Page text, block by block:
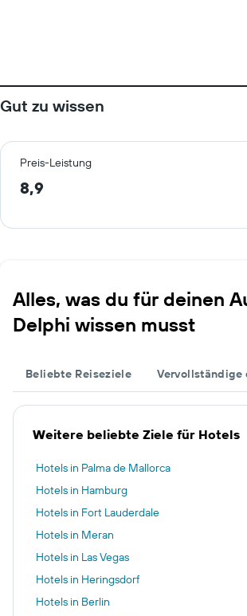
Gut zu wissen
Preis-Leistung
8,9
Alles, was du für deinen
Delphi wissen musst
Beliebte Reiseziele Vervollständige
Weitere beliebte Ziele für Hotels
Hotels in Palma de Mallorca
Hotels in Hamburg
Hotels in Fort Lauderdale
Hotels in Meran
Hotels in Las Vegas
Hotels in Heringsdorf
Hotels in Berlin